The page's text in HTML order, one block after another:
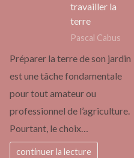
travailler la
terre
Pascal Cabus
Préparer la terre de son jardin
est une tâche fondamentale
pour tout amateur ou
professionnel de l’agriculture.
Pourtant, le choix…
continuer la lecture